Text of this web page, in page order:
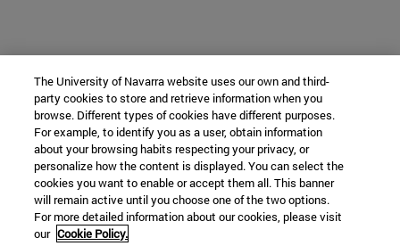
The University of Navarra website uses our own and third-
party cookies to store and retrieve information when you
browse. Different types of cookies have different purposes.
For example, to identify you as a user, obtain information
about your browsing habits respecting your privacy, or
personalize how the content is displayed. You can select the
cookies you want to enable or accept them all. This banner
will remain active until you choose one of the two options.
For more detailed information about our cookies, please visit
our Cookie Policy.